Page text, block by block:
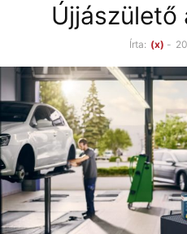
Újjászülető
Írta: (x) -